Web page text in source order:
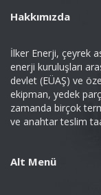
Hakkımızda
İlker Enerji, çeyrek
enerji kuruluşları
devlet (EÜAŞ) ve
ekipman, yedek
zamanda birçok
ve anahtar teslim
Alt Menü